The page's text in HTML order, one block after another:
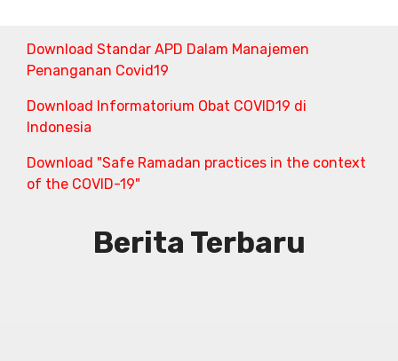
Download Standar APD Dalam Manajemen
Penanganan Covid19
Download Informatorium Obat COVID19 di
Indonesia
Download "Safe Ramadan practices in the context
of the COVID-19"
Berita Terbaru